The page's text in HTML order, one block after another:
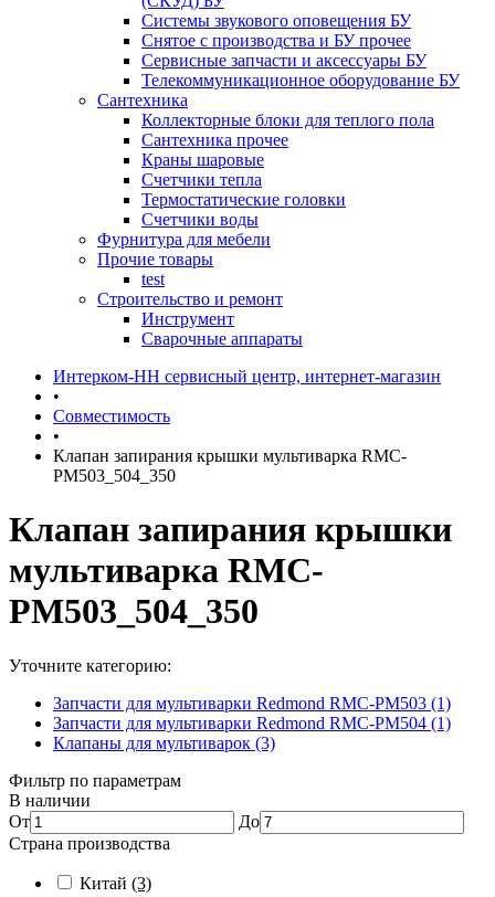
Системы звукового оповещения БУ
Снятое с производства и БУ прочее
Сервисные запчасти и аксессуары БУ
Телекоммуникационное оборудование БУ
Сантехника
Коллекторные блоки для теплого пола
Сантехника прочее
Краны шаровые
Счетчики тепла
Термоcтатические головки
Счетчики воды
Фурнитура для мебели
Прочие товары
test
Строительство и ремонт
Инструмент
Сварочные аппараты
Интерком-НН сервисный центр, интернет-магазин
•
Совместимость
•
Клапан запирания крышки мультиварка RMC-
PM503_504_350
Клапан запирания крышки
мультиварка RMC-
PM503_504_350
Уточните категорию:
Запчасти для мультиварки Redmond RMC-PM503 (1)
Запчасти для мультиварки Redmond RMC-PM504 (1)
Клапаны для мультиварок (3)
Фильтр по параметрам
В наличии
От
До
Страна производства
Китай (3)